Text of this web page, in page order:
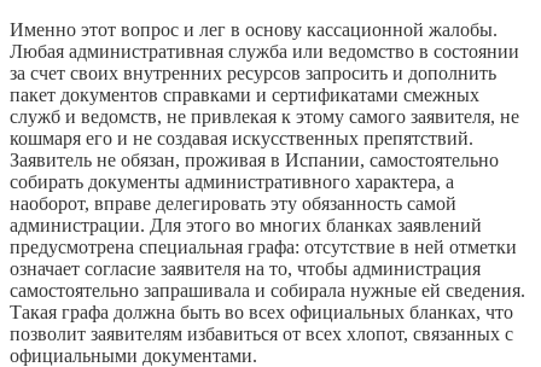
Именно этот вопрос и лег в основу кассационной жалобы.
Любая административная служба или ведомство в состоянии
за счет своих внутренних ресурсов запросить и дополнить
пакет документов справками и сертификатами смежных
служб и ведомств, не привлекая к этому самого заявителя, не
кошмаря его и не создавая искусственных препятствий.
Заявитель не обязан, проживая в Испании, самостоятельно
собирать документы административного характера, а
наоборот, вправе делегировать эту обязанность самой
администрации. Для этого во многих бланках заявлений
предусмотрена специальная графа: отсутствие в ней отметки
означает согласие заявителя на то, чтобы администрация
самостоятельно запрашивала и собирала нужные ей сведения.
Такая графа должна быть во всех официальных бланках, что
позволит заявителям избавиться от всех хлопот, связанных с
официальными документами.